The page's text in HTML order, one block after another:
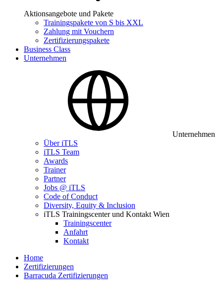
Aktionsangebote und Pakete
Trainingspakete von S bis XXL
Zahlung mit Vouchern
Zertifizierungspakete
Business Class
Unternehmen
Unternehmen
Über iTLS
iTLS Team
Awards
Trainer
Partner
Jobs @ iTLS
Code of Conduct
Diversity, Equity & Inclusion
iTLS Trainingscenter und Kontakt Wien
Trainingscenter
Anfahrt
Kontakt
Home
Zertifizierungen
Barracuda Zertifizierungen